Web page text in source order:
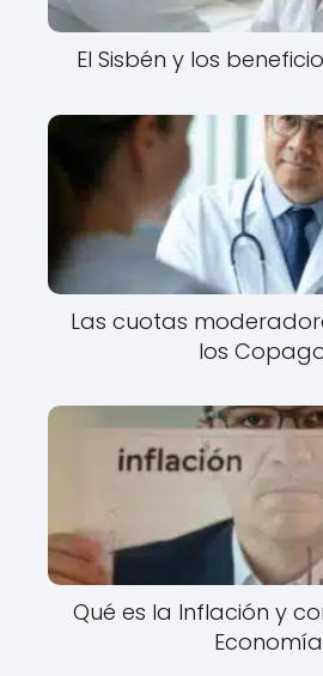
El Sisbén y los
Las cuotas
los
Qué es la Inflación y
Economía